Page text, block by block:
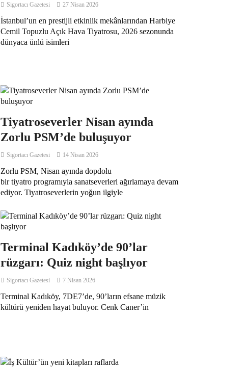
Sigortacı Gazetesi 27 Nisan 2026
İstanbul’un en prestijli etkinlik mekânlarından Harbiye
Cemil Topuzlu Açık Hava Tiyatrosu, 2026 sezonunda
dünyaca ünlü isimleri
Tiyatroseverler Nisan ayında
Zorlu PSM’de buluşuyor
Sigortacı Gazetesi 14 Nisan 2026
Zorlu PSM, Nisan ayında dopdolu
bir tiyatro programıyla sanatseverleri ağırlamaya devam
ediyor. Tiyatroseverlerin yoğun ilgiyle
Terminal Kadıköy’de 90’lar
rüzgarı: Quiz night başlıyor
Sigortacı Gazetesi 7 Nisan 2026
Terminal Kadıköy, 7DE7’de, 90’ların efsane müzik
kültürü yeniden hayat buluyor. Cenk Caner’in